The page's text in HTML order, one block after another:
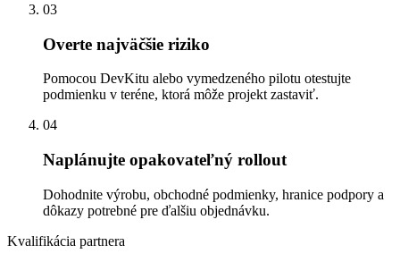
03
Overte najväčšie riziko
Pomocou DevKitu alebo vymedzeného pilotu otestujte
podmienku v teréne, ktorá môže projekt zastaviť.
04
Naplánujte opakovateľný rollout
Dohodnite výrobu, obchodné podmienky, hranice podpory a
dôkazy potrebné pre ďalšiu objednávku.
Kvalifikácia partnera